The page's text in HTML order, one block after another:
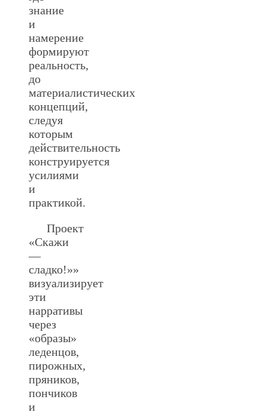
знание
и
намерение
формируют
реальность,
до
материалистических
концепций,
следуя
которым
действительность
конструируется
усилиями
и
практикой.
Проект
«Скажи
—
сладко!»»
визуализирует
эти
нарративы
через
«образы»
леденцов,
пирожных,
пряников,
пончиков
и